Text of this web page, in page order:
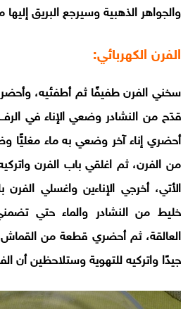
والجواهر الذهبية وسيرجع البريق إليها
الفرن الكهربائي:
قدَح من النشادر وضعي الإناء في
أحضري إناء آخر وضعي به ماء مغليًّا
من الفرن، ثم اغلقي باب الفرن
الأتي، أخرجي الإناءين واغسلي
خليط من النشادر والماء حتي
العالقة، ثم أحضري قطعة من
جيدًا واتركيه للتهوية وستلاحظين أن